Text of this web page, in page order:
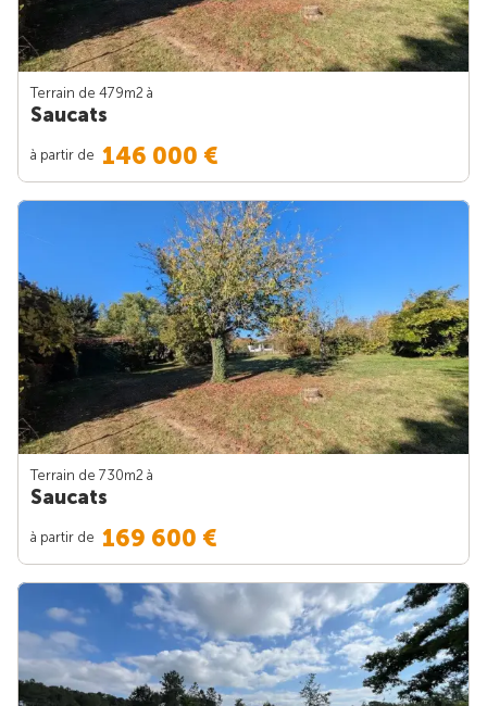
Terrain de 479m2 à
Saucats
à partir de 146 000 €
Terrain de 730m2 à
Saucats
à partir de 169 600 €